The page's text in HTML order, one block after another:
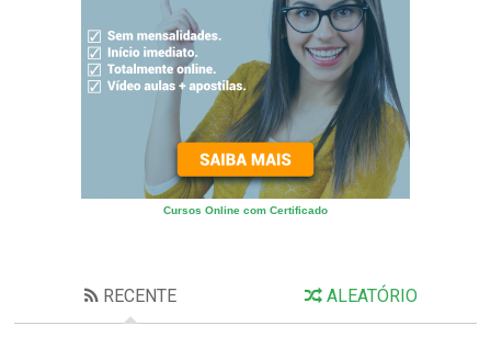
Cursos Online com Certificado
RECENTE ALEATÓRIO